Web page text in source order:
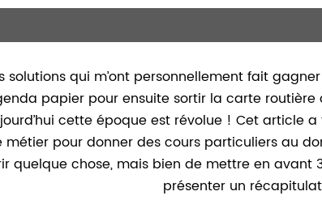
qui m’ont personnellement fait
papier pour ensuite sortir la carte
cette époque est révolue ! Cet article
pour donner des cours particuliers au
quelque chose, mais bien de mettre en avant
présenter un